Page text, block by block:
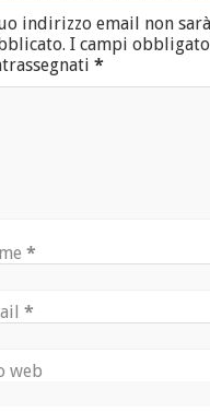
indirizzo email non sarà
I campi
*
*
*
web